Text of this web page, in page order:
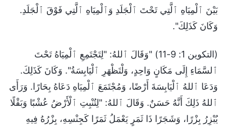
بَيْنَ ٱلْمِيَاهِ ٱلَّتِي تَحْتَ ٱلْجَلَدِ وَٱلْمِيَاهِ ٱلَّتِي فَوْقَ ٱلْجَلَدِ.
وَكَانَ كَذَلِكَ".
(التكوين 1: 9-11) "وَقَالَ ٱللهُ: "لِتَجْتَمِعِ ٱلْمِيَاهُ تَحْتَ
ٱلسَّمَاءِ إِلَى مَكَانٍ وَاحِدٍ، وَلْتَظْهَرِ ٱلْيَابِسَةُ". وَكَانَ كَذَلِكَ.
وَدَعَا ٱللهُ ٱلْيَابِسَةَ أَرْضًا، وَمُجْتَمَعَ ٱلْمِيَاهِ دَعَاهُ بِحَارًا. وَرَأَى
ٱللهُ ذَلِكَ أَنَّهُ حَسَنٌ. وَقَالَ ٱللهُ: "لِتُنْبِتِ ٱلْأَرْضُ عُشْبًا وَبَقْلًا
يُبْزِرُ بِزْرًا، وَشَجَرًا ذَا ثَمَرٍ يَعْمَلُ ثَمَرًا كَجِنْسِهِ، بِزْرُهُ فِيهِ